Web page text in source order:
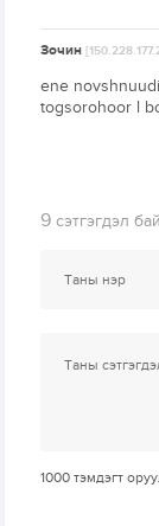
Зочин
ene
togsorohoor l
9 сэтгэгдэл
1000 тэмдэгт